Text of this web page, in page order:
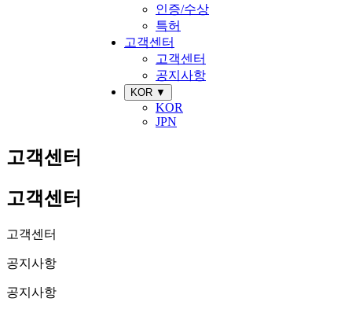
인증/수상
특허
고객센터
고객센터
공지사항
KOR ▼
KOR
JPN
고객센터
고객센터
고객센터
공지사항
공지사항